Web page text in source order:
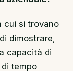
cui si trovano
dimostrare,
capacità di
tempo